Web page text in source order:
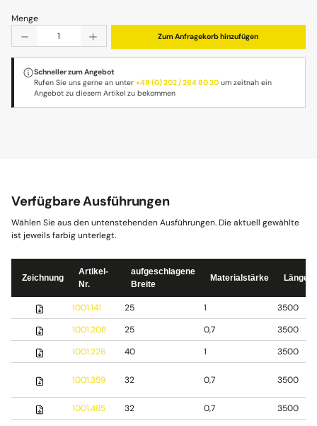
Menge
Produkt Anzahl: Gib den gewünschten Wert ein oder
Zum Anfragekorb hinzufügen
Schneller zum Angebot
Rufen Sie uns gerne an unter+49 (0) 202 / 264 80 20 um zeitnah ein
Angebot zu diesem Artikel zu bekommen
Verfügbare Ausführungen
Wählen Sie aus den untenstehenden Ausführungen. Die aktuell gewählte
ist jeweils farbig unterlegt.
Zeichnung
Artikel-
Nr.
aufgeschlagene
Breite
Materialstärke Länge
1001.141 25 1
3500
1001.208
25 0,7
3500
1001.226
40 1 3500
1001.359 32 0,7 3500
1001.485 32 0,7
3500